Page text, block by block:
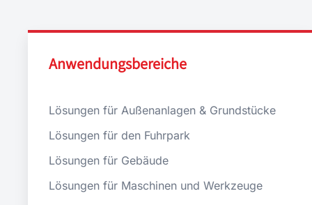
Anwendungsbereiche
Lösungen für Außenanlagen & Grundstücke
Lösungen für den Fuhrpark
Lösungen für Gebäude
Lösungen für Maschinen und Werkzeuge